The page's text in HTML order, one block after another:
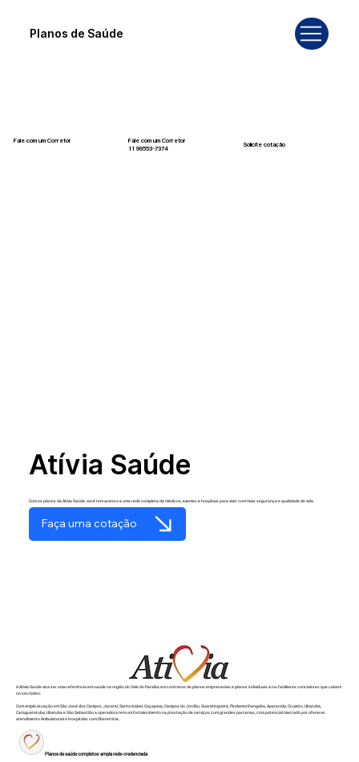
Planos de Saúde
Fale com um Corretor
Fale com um Corretor
11 99553-7374
Solicite cotação
Atívia Saúde
Com os planos da Atívia Saúde, você tem acesso a uma rede completa de médicos, exames e hospitais para viver com mais segurança e qualidade de vida.
Faça uma cotação
A Ativia Saúde visa ser uma referência em saúde na região do Vale do Paraíba em contratos de planos empresariais e planos individuais e/ou familiares com valores que cabem
no seu bolso.
Com ampla atuação em São José dos Campos, Jacareí, Santa Isabel, Caçapava, Campos do Jordão, Guaratinguetá, Pindamonhangaba, Aparecida, Cruzeiro, Ubatuba,
Caraguatatuba, Ubatuba e São Sebastião a operadora tem um fortalecimento na prestação de serviços com grandes parcerias, com potencial marcado por oferecer
atendimento Ambulatorial e Hospitalar com Obstetrícia.
Planos de saúde completos: ampla rede-credenciada